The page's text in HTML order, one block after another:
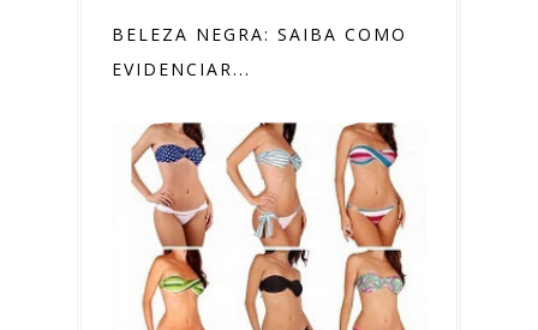
BELEZA NEGRA: SAIBA COMO
EVIDENCIAR...